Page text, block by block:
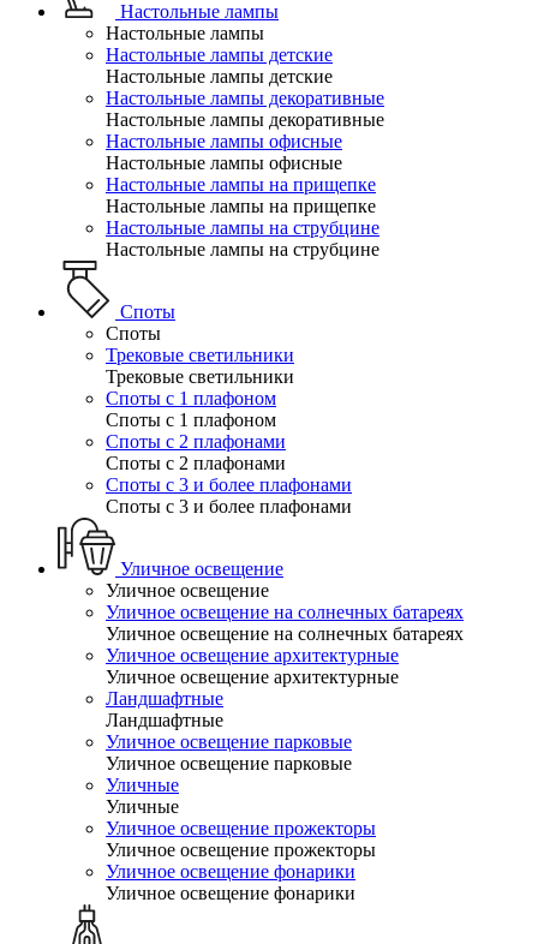
Настольные лампы
Настольные лампы
Настольные лампы детские
Настольные лампы детские
Настольные лампы декоративные
Настольные лампы декоративные
Настольные лампы офисные
Настольные лампы офисные
Настольные лампы на прищепке
Настольные лампы на прищепке
Настольные лампы на струбцине
Настольные лампы на струбцине
Споты
Споты
Трековые светильники
Трековые светильники
Споты с 1 плафоном
Споты с 1 плафоном
Споты с 2 плафонами
Споты с 2 плафонами
Споты с 3 и более плафонами
Споты с 3 и более плафонами
Уличное освещение
Уличное освещение
Уличное освещение на солнечных батареях
Уличное освещение на солнечных батареях
Уличное освещение архитектурные
Уличное освещение архитектурные
Ландшафтные
Ландшафтные
Уличное освещение парковые
Уличное освещение парковые
Уличные
Уличные
Уличное освещение прожекторы
Уличное освещение прожекторы
Уличное освещение фонарики
Уличное освещение фонарики